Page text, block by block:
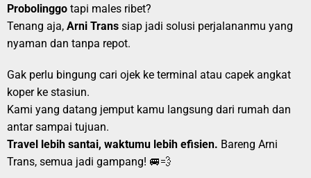
Probolinggo tapi males ribet?
Tenang aja, Arni Trans siap jadi solusi perjalananmu yang
nyaman dan tanpa repot.
Gak perlu bingung cari ojek ke terminal atau capek angkat
koper ke stasiun.
Kami yang datang jemput kamu langsung dari rumah dan
antar sampai tujuan.
Travel lebih santai, waktumu lebih efisien. Bareng Arni
Trans, semua jadi gampang! 🚐💨